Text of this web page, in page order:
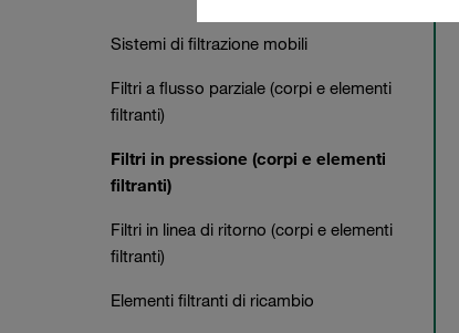
Sistemi di filtrazione mobili
Filtri a flusso parziale (corpi e elementi
filtranti)
Filtri in pressione (corpi e elementi
filtranti)
Filtri in linea di ritorno (corpi e elementi
filtranti)
Elementi filtranti di ricambio